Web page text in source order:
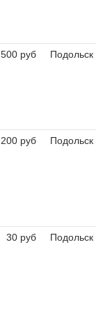
500 руб Подольск
200 руб Подольск
30 руб Подольск